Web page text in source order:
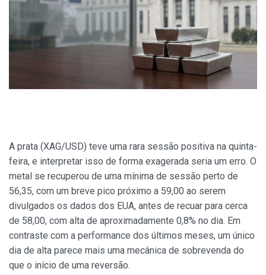
A prata (XAG/USD) teve uma rara sessão positiva na quinta-
feira, e interpretar isso de forma exagerada seria um erro. O
metal se recuperou de uma mínima de sessão perto de
56,35, com um breve pico próximo a 59,00 ao serem
divulgados os dados dos EUA, antes de recuar para cerca
de 58,00, com alta de aproximadamente 0,8% no dia. Em
contraste com a performance dos últimos meses, um único
dia de alta parece mais uma mecânica de sobrevenda do
que o início de uma reversão.